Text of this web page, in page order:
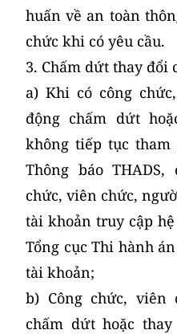
huấn về an toàn
chức khi có yêu cầu.
3. Chấm dứt thay đổi
a) Khi có công
động chấm dứt
không tiếp tục
Thông báo
chức, viên chức,
tài khoản truy cập
Tổng cục Thi hành
tài khoản;
b) Công chức, viên
chấm dứt hoặc